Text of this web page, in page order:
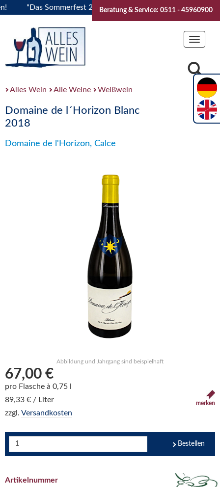
"Das Sommerfest 2026" Vive la Bourgogne..Tickets jetzt
Beratung & Service: 0511 - 45960900
Toggle
Alles Wein Alle Weine Weißwein
Domaine de l´Horizon Blanc
2018
Domaine de l'Horizon, Calce
Abbildung und Jahrgang sind beispielhaft
67,00 €
pro Flasche à 0,75 l
89,33 € / Liter
zzgl. Versandkosten
merken
Bestellen
Artikelnummer